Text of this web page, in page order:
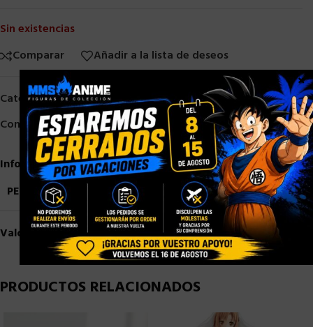
Sin existencias
Comparar
Añadir a la lista de deseos
Categorías:MAFEX,Otros
Compartir:
Información adicional
PESO
1,5 kg
Valoraciones (0)
PRODUCTOS RELACIONADOS
×